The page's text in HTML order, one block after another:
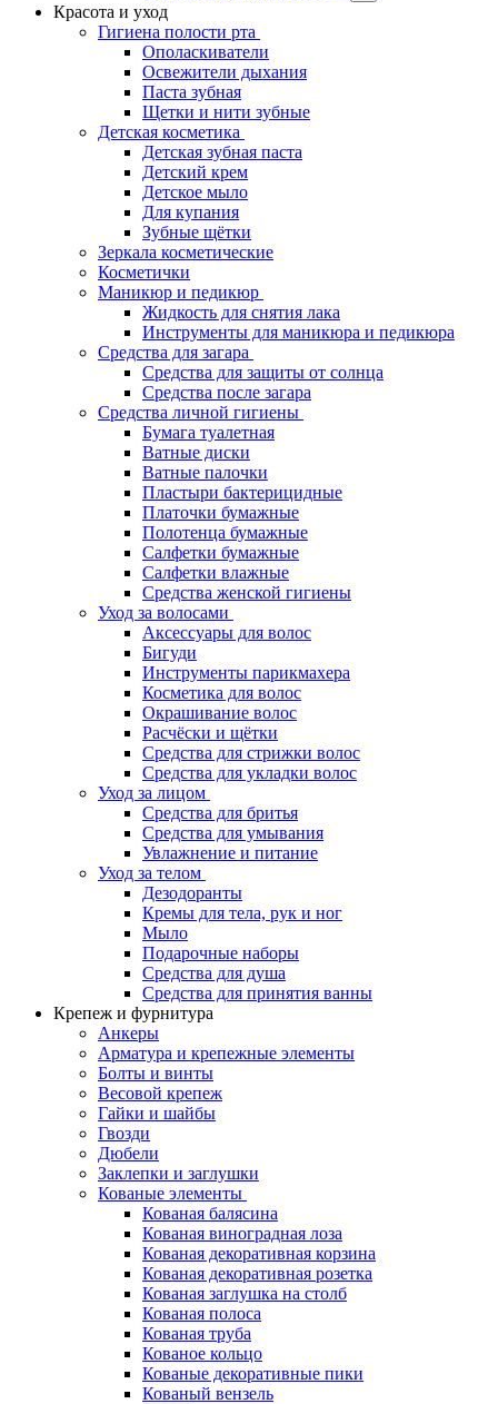
Красота и уход
Гигиена полости рта
Ополаскиватели
Освежители дыхания
Паста зубная
Щетки и нити зубные
Детская косметика
Детская зубная паста
Детский крем
Детское мыло
Для купания
Зубные щётки
Зеркала косметические
Косметички
Маникюр и педикюр
Жидкость для снятия лака
Инструменты для маникюра и педикюра
Средства для загара
Средства для защиты от солнца
Средства после загара
Средства личной гигиены
Бумага туалетная
Ватные диски
Ватные палочки
Пластыри бактерицидные
Платочки бумажные
Полотенца бумажные
Салфетки бумажные
Салфетки влажные
Средства женской гигиены
Уход за волосами
Аксессуары для волос
Бигуди
Инструменты парикмахера
Косметика для волос
Окрашивание волос
Расчёски и щётки
Средства для стрижки волос
Средства для укладки волос
Уход за лицом
Средства для бритья
Средства для умывания
Увлажнение и питание
Уход за телом
Дезодоранты
Кремы для тела, рук и ног
Мыло
Подарочные наборы
Средства для душа
Средства для принятия ванны
Крепеж и фурнитура
Анкеры
Арматура и крепежные элементы
Болты и винты
Весовой крепеж
Гайки и шайбы
Гвозди
Дюбели
Заклепки и заглушки
Кованые элементы
Кованая балясина
Кованая виноградная лоза
Кованая декоративная корзина
Кованая декоративная розетка
Кованая заглушка на столб
Кованая полоса
Кованая труба
Кованое кольцо
Кованые декоративные пики
Кованый вензель